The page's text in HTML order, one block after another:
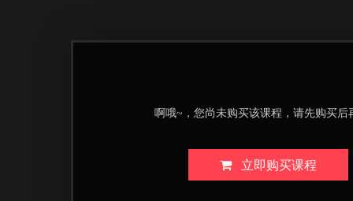
啊哦~，您尚未购买该课程，请先购买后
立即购买课程